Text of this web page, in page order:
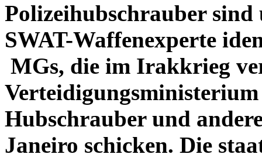
Polizeihubschrauber
SWAT-Waffenexperte
MGs, die im Irakkrieg
Hubschrauber und
Janeiro schicken. Die